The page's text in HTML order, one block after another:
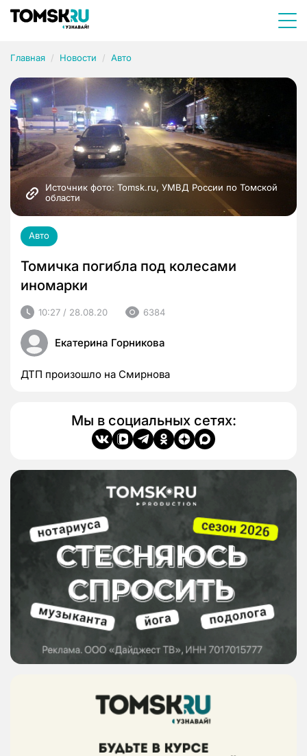
Главная Новости Авто
Источник фото: Tomsk.ru, УМВД России по Томской
области
Авто
Томичка погибла под колесами
иномарки
10:27 / 28.08.20 6384
Екатерина Горникова
ДТП произошло на Смирнова
Мы в социальных сетях: